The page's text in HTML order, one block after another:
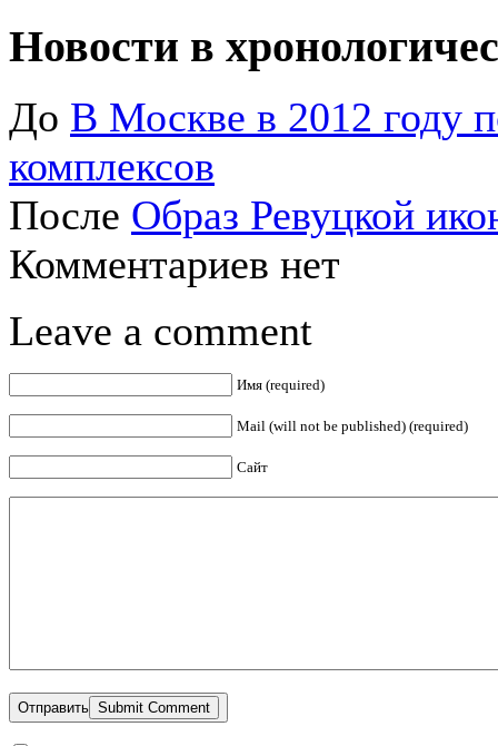
Новости в
До В Москве в 2012 году
комплексов
После Образ Ревуцкой
Комментариев нет
Leave a comment
Имя (required)
Mail (will not be published) (required)
Сайт
Отправить